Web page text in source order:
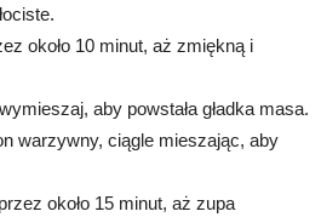
około 10 minut, aż zmiękną i
aby powstała gładka masa.
warzywny, ciągle mieszając, aby
około 15 minut, aż zupa